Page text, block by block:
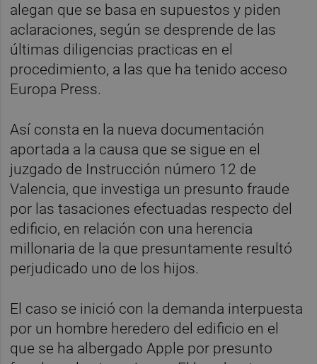
alegan que se basa en supuestos y piden
aclaraciones, según se desprende de las
últimas diligencias practicas en el
procedimiento, a las que ha tenido acceso
Europa Press.
Así consta en la nueva documentación
aportada a la causa que se sigue en el
juzgado de Instrucción número 12 de
Valencia, que investiga un presunto fraude
por las tasaciones efectuadas respecto del
edificio, en relación con una herencia
millonaria de la que presuntamente resultó
perjudicado uno de los hijos.
El caso se inició con la demanda interpuesta
por un hombre heredero del edificio en el
que se ha albergado Apple por presunto